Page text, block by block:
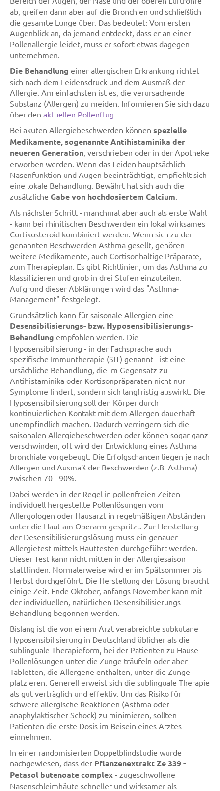
ab, greifen dann aber auf die Bronchien und schließlich
die gesamte Lunge über. Das bedeutet: Vom ersten
Augenblick an, da jemand entdeckt, dass er an einer
Pollenallergie leidet, muss er sofort etwas dagegen
unternehmen.
Die Behandlung einer allergischen Erkrankung richtet
sich nach dem Leidensdruck und dem Ausmaß der
Allergie. Am einfachsten ist es, die verursachende
Substanz (Allergen) zu meiden. Informieren Sie sich dazu
über den aktuellen Pollenflug.
Bei akuten Allergiebeschwerden können spezielle
Medikamente, sogenannte Antihistaminika der
neueren Generation, verschrieben oder in der Apotheke
erworben werden. Wenn das Leiden hauptsächlich
Nasenfunktion und Augen beeinträchtigt, empfiehlt sich
eine lokale Behandlung. Bewährt hat sich auch die
zusätzliche Gabe von hochdosiertem Calcium.
Als nächster Schritt - manchmal aber auch als erste Wahl
- kann bei rhinitischen Beschwerden ein lokal wirksames
Cortikosteroid kombiniert werden. Wenn sich zu den
genannten Beschwerden Asthma gesellt, gehören
weitere Medikamente, auch Cortisonhaltige Präparate,
zum Therapieplan. Es gibt Richtlinien, um das Asthma zu
klassifizieren und grob in drei Stufen einzuteilen.
Aufgrund dieser Abklärungen wird das "Asthma-
Management" festgelegt.
Grundsätzlich kann für saisonale Allergien eine
Desensibilisierungs- bzw. Hyposensibilisierungs-
Behandlung empfohlen werden. Die
Hyposensibilisierung - in der Fachsprache auch
spezifische Immuntherapie (SIT) genannt - ist eine
ursächliche Behandlung, die im Gegensatz zu
Antihistaminika oder Kortisonpräparaten nicht nur
Symptome lindert, sondern sich langfristig auswirkt. Die
Hyposensibilisierung soll den Körper durch
kontinuierlichen Kontakt mit dem Allergen dauerhaft
unempfindlich machen. Dadurch verringern sich die
saisonalen Allergiebeschwerden oder können sogar ganz
verschwinden, oft wird der Entwicklung eines Asthma
bronchiale vorgebeugt. Die Erfolgschancen liegen je nach
Allergen und Ausmaß der Beschwerden (z.B. Asthma)
zwischen 70 - 90%.
Dabei werden in der Regel in pollenfreien Zeiten
individuell hergestellte Pollenlösungen vom
Allergologen oder Hausarzt in regelmäßigen Abständen
unter die Haut am Oberarm gespritzt. Zur Herstellung
der Desensibilisierungslösung muss ein genauer
Allergietest mittels Hauttesten durchgeführt werden.
Dieser Test kann nicht mitten in der Allergiesaison
stattfinden. Normalerweise wird er im Spätsommer bis
Herbst durchgeführt. Die Herstellung der Lösung braucht
einige Zeit. Ende Oktober, anfangs November kann mit
der individuellen, natürlichen Desensibilisierungs-
Behandlung begonnen werden.
Bislang ist die von einem Arzt verabreichte subkutane
Hyposensibilisierung in Deutschland üblicher als die
sublinguale Therapieform, bei der Patienten zu Hause
Pollenlösungen unter die Zunge träufeln oder aber
Tabletten, die Allergene enthalten, unter die Zunge
platzieren. Generell erweist sich die sublinguale Therapie
als gut verträglich und effektiv. Um das Risiko für
schwere allergische Reaktionen (Asthma oder
anaphylaktischer Schock) zu minimieren, sollten
Patienten die erste Dosis im Beisein eines Arztes
einnehmen.
In einer randomisierten Doppelblindstudie wurde
nachgewiesen, dass der Pflanzenextrakt Ze 339 -
Petasol butenoate complex - zugeschwollene
Nasenschleimhäute schneller und wirksamer als